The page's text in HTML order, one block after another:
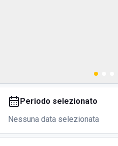
Periodo selezionato
Nessuna data selezionata